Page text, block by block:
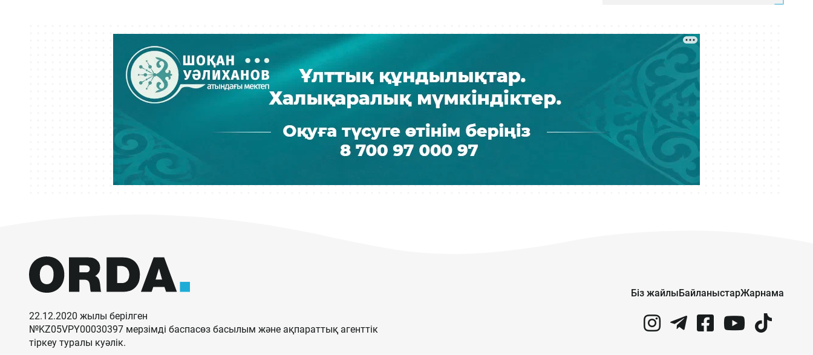
Ғалымдар кондиционерсіз бөлмені
салқындататын материал жасады
Тоқаевтың 30 жылдан бері айтқан
ой-толғамдары бір кітапқа
топтастырылды
Кеше 12:23
Ақтауда жасөспірімдер оқушыны
соққыға жығып, видеоға түсірген
анасының өліміне куә болған
Кеше 11:26
22.12.2020 жылы берілген
№KZ05VPY00030397 мерзімді баспасөз басылым және ақпараттық агенттік
тіркеу туралы куәлік.
Біз жайлыБайланыстарЖарнама